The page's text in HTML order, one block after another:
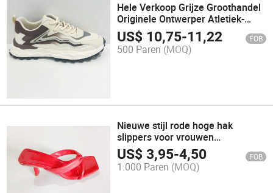
Hele Verkoop Grijze Groothandel
Originele Ontwerper Atletiek-
Sport-Schoenen voor Mannen
Aangepaste Yupoo Sneakers
Casual Schoen
US$ 10,75-11,22 FOB
500 Paren (MOQ)
Nieuwe stijl rode hoge hak
slippers voor vrouwen
groothandel replica's jeugd mode
casual schoenen prijs
US$3,95-4,50 FOB
1.000 Paren (MOQ)